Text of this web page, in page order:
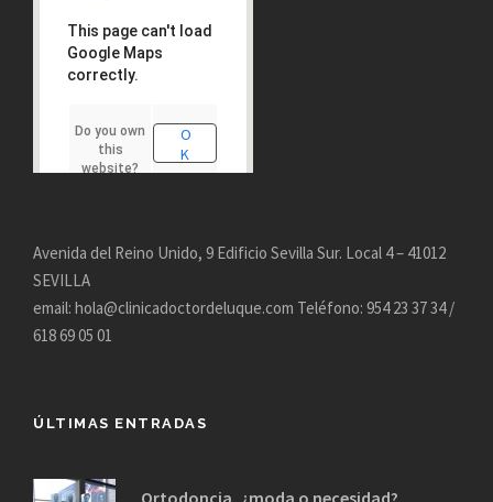
This page can't load
Google Maps
correctly.
Do you own
this
website?
O
K
Avenida del Reino Unido, 9 Edificio Sevilla Sur. Local 4 – 41012
SEVILLA
email: hola@clinicadoctordeluque.com Teléfono: 954 23 37 34 /
618 69 05 01
ÚLTIMAS ENTRADAS